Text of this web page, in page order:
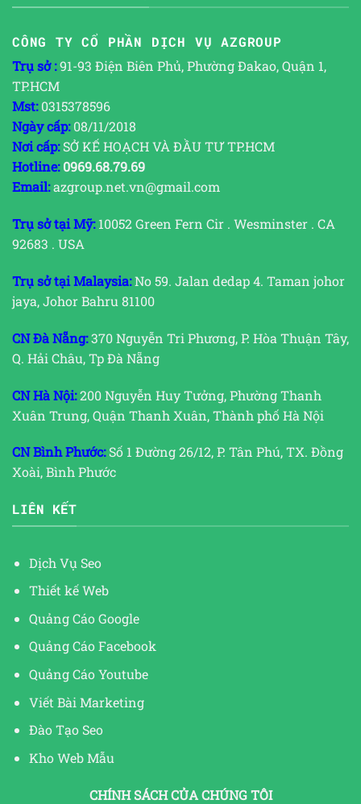
CÔNG TY CỔ PHẦN DỊCH VỤ AZGROUP
Trụ sở :91-93 Điện Biên Phủ, Phường Đakao, Quận 1,
TP.HCM
Mst:0315378596
Ngày cấp:08/11/2018
Nơi cấp:SỞ KẾ HOẠCH VÀ ĐẦU TƯ TP.HCM
Hotline: 0969.68.79.69
Email:azgroup.net.vn@gmail.com
Trụ sở tại Mỹ:10052 Green Fern Cir . Wesminster . CA
92683 . USA
Trụ sở tại Malaysia:No 59. Jalan dedap 4. Taman johor
jaya, Johor Bahru 81100
CN Đà Nẵng:370 Nguyễn Tri Phương, P. Hòa Thuận Tây,
Q. Hải Châu, Tp Đà Nẵng
CN Hà Nội:200 Nguyễn Huy Tưởng, Phường Thanh
Xuân Trung, Quận Thanh Xuân, Thành phố Hà Nội
CN Bình Phước:Số 1 Đường 26/12, P. Tân Phú, TX. Đồng
Xoài, Bình Phước
LIÊN KẾT
Dịch Vụ Seo
Thiết kế Web
Quảng Cáo Google
Quảng Cáo Facebook
Quảng Cáo Youtube
Viết Bài Marketing
Đào Tạo Seo
Kho Web Mẫu
CHÍNH SÁCH CỦA CHÚNG TÔI